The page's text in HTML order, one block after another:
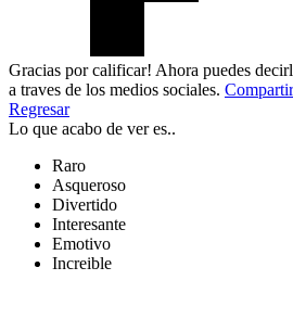
Gracias por calificar! Ahora puedes
a traves de los medios sociales.
Regresar
Lo que acabo de ver es..
Raro
Asqueroso
Divertido
Interesante
Emotivo
Increible